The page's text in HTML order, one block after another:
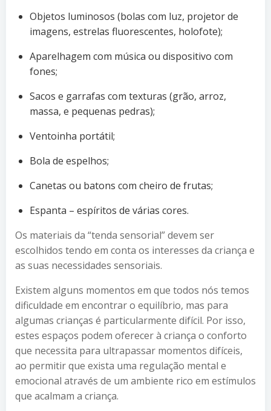
Objetos luminosos (bolas com luz, projetor de
imagens, estrelas fluorescentes, holofote);
Aparelhagem com música ou dispositivo com
fones;
Sacos e garrafas com texturas (grão, arroz,
massa, e pequenas pedras);
Ventoinha portátil;
Bola de espelhos;
Canetas ou batons com cheiro de frutas;
Espanta – espíritos de várias cores.
Os materiais da “tenda sensorial” devem ser
escolhidos tendo em conta os interesses da criança e
as suas necessidades sensoriais.
Existem alguns momentos em que todos nós temos
dificuldade em encontrar o equilíbrio, mas para
algumas crianças é particularmente difícil. Por isso,
estes espaços podem oferecer à criança o conforto
que necessita para ultrapassar momentos difíceis,
ao permitir que exista uma regulação mental e
emocional através de um ambiente rico em estímulos
que acalmam a criança.